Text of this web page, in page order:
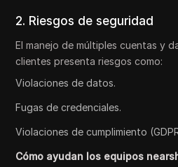
2. Riesgos de seguridad
El manejo de múltiples cuentas y
clientes presenta riesgos como:
Violaciones de datos.
Fugas de credenciales.
Violaciones de cumplimiento
Cómo ayudan los equipos